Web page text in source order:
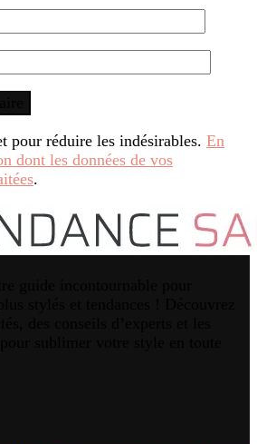
pour réduire les indésirables. En
dont les données de vos
.